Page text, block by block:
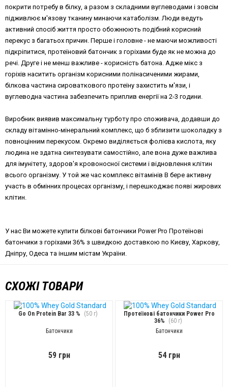
покрити потребу в білку, а разом з складними вуглеводами і зовсім
підживлює м'язову тканину минаючи катаболізм. Люди ведуть
активний спосіб життя просто обожнюють подібний корисний
перекус з багатьох причин. Перше і головне - не маючи можливості
підкріпитися, протеїновий батончик з горіхами буде як не можна до
речі. Друге і не менш важливе - корисність батона. Адже мікс з
горіхів наситить організм корисними полінасиченими жирами,
білкова частина сироваткового протеїну захистить м'язи, і
вуглеводна частина забезпечить приплив енергії на 2-3 години.
Виробник виявив максимальну турботу про споживача, додавши до
складу вітамінно-мінеральний комплекс, що б зблизити шоколадку з
повноцінним перекусом. Окремо виділяється фолієва кислота, яку
людина не здатна синтезувати самостійно, але вона дуже важлива
для імунітету, здоров'я кровоносної системи і відновлення клітин
всього організму. У той же час комплекс вітамінів В бере активну
участь в обмінних процесах організму, і перешкоджає появі жирових
клітин.
У нас Ви можете купити білкові батончики Power Pro Протеїнові
батончики з горіхами 36% з швидкою доставкою по Києву, Харкову,
Дніпру, Одеса та іншим містам України.
СХОЖІ ТОВАРИ
Go On Protein Bar 33 % (50 г)
Батончики
59 грн
Протеїнові батончики Power Pro
36%
(60 г)
Батончики
54 грн